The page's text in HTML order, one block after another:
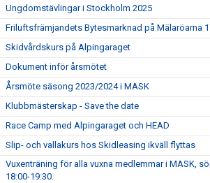
MATILDA RAPAPORT MINNESFOND
Ungdomstävlingar i Stockholm 2025
Friluftsfrämjandets Bytesmarknad på Mälaröarna
Skidvårdskurs på Alpingaraget
Dokument inför årsmötet
Årsmöte säsong 2023/2024 i MASK
Klubbmästerskap - Save the date
Race Camp med Alpingaraget och HEAD
Slip- och vallakurs hos Skidleasing ikväll flyttas
Vuxenträning för alla vuxna medlemmar i MASK,
18:00-19:30.